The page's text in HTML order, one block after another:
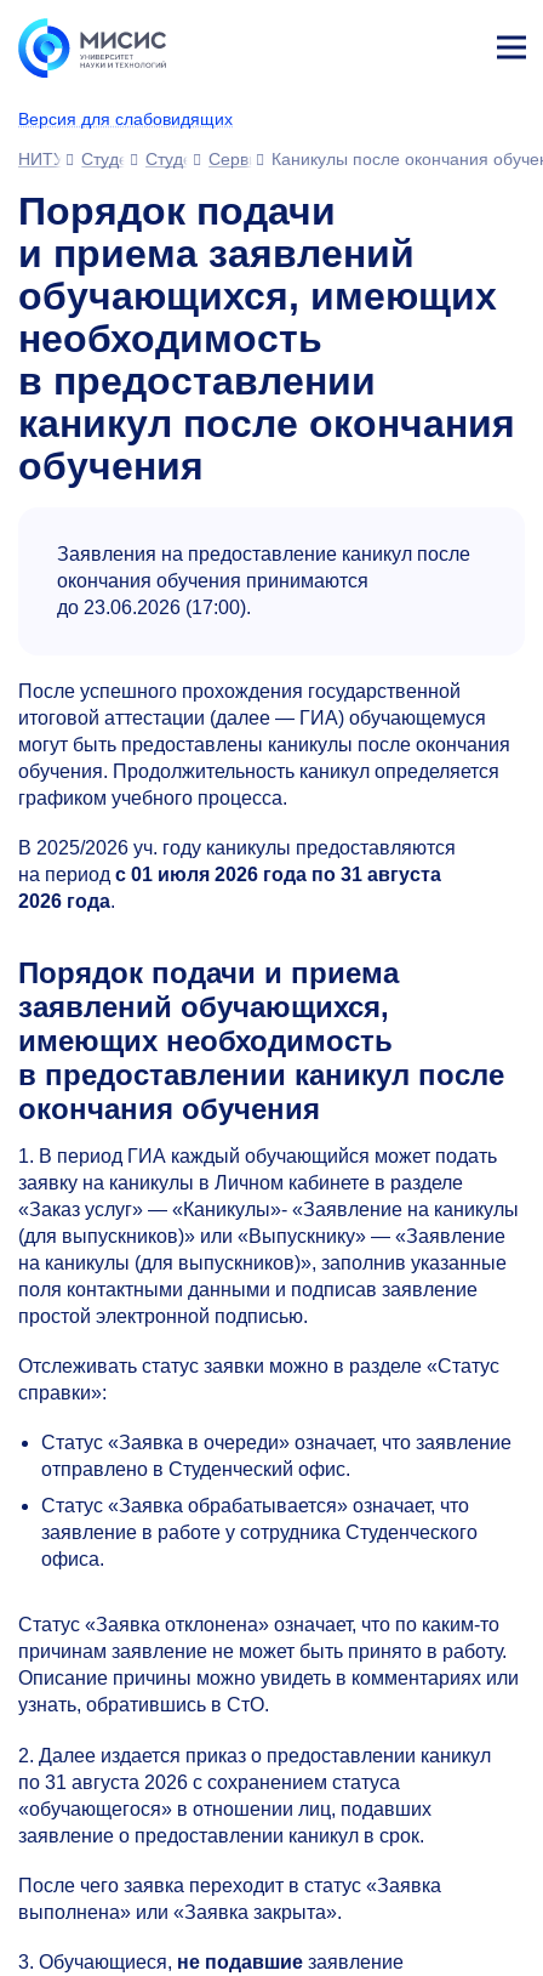
Версия для слабовидящих
ине
НИТУ МИСИС
СтудентамСтуденческий офис
Сервисы для обучающихся
Каникулы после окончания
Порядок подачи
и приема заявлений
обучающихся, имеющих
необходимость
в предоставлении
каникул после окончания
обучения
Заявления на предоставление каникул после
окончания обучения принимаются
до 23.06.2026 (17:00).
После успешного прохождения государственной
итоговой аттестации (далее — ГИА) обучающемуся
могут быть предоставлены каникулы после окончания
обучения. Продолжительность каникул определяется
графиком учебного процесса.
В 2025/2026 уч. году каникулы предоставляются
на период с 01 июля 2026 года по 31 августа
2026 года.
Порядок подачи и приема
заявлений обучающихся,
имеющих необходимость
в предоставлении каникул после
окончания обучения
1. В период ГИА каждый обучающийся может подать
заявку на каникулы в Личном кабинете в разделе
«Заказ услуг» — «Каникулы»- «Заявление на каникулы
(для выпускников)» или «Выпускнику» — «Заявление
на каникулы (для выпускников)», заполнив указанные
поля контактными данными и подписав заявление
простой электронной подписью.
Отслеживать статус заявки можно в разделе «Статус
справки»:
Статус «Заявка в очереди» означает, что заявление
отправлено в Студенческий офис.
Статус «Заявка обрабатывается» означает, что
заявление в работе у сотрудника Студенческого
офиса.
Статус «Заявка отклонена» означает, что по каким-то
причинам заявление не может быть принято в работу.
Описание причины можно увидеть в комментариях или
узнать, обратившись в СтО.
2. Далее издается приказ о предоставлении каникул
по 31 августа 2026 с сохранением статуса
«обучающегося» в отношении лиц, подавших
заявление о предоставлении каникул в срок.
После чего заявка переходит в статус «Заявка
выполнена» или «Заявка закрыта».
3. Обучающиеся, не подавшие заявление